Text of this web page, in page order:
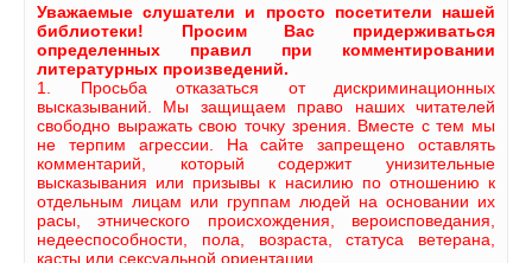
Уважаемые слушатели и просто посетители нашей
библиотеки! Просим Вас придерживаться
определенных правил при комментировании
литературных произведений.
1. Просьба отказаться от дискриминационных
высказываний. Мы защищаем право наших читателей
свободно выражать свою точку зрения. Вместе с тем мы
не терпим агрессии. На сайте запрещено оставлять
комментарий, который содержит унизительные
высказывания или призывы к насилию по отношению к
отдельным лицам или группам людей на основании их
расы, этнического происхождения, вероисповедания,
недееспособности, пола, возраста, статуса ветерана,
касты или сексуальной ориентации.